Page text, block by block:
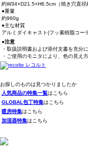
約W34×D21.5×H6.5cm（焼き穴直径
●重量
約960g
●主な材質
アルミダイキャスト(フッ素樹脂コー
●注意
・取扱説明書および添付文書を充分
・ご使用のモニタにより、色の見え
お探しのものは見つかりましたか
人気商品の特集一覧はこちら
GLOBAL包丁特集はこちら
暖房特集はこちら
加湿器特集はこちら